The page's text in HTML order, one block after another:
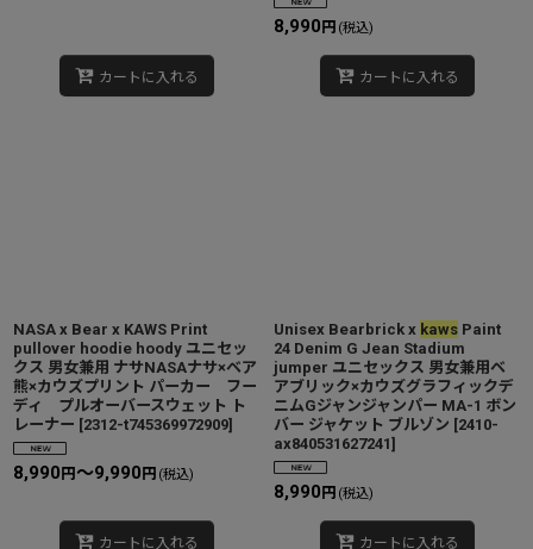
カートに入れる
8,990 円 (税込)
カートに入れる
NASA x Bear x KAWS Print
pullover hoodie hoody ユニセッ
クス 男女兼用 ナサNASAナサ×ベア
熊×カウズプリント パーカー フー
ディ プルオーバースウェット ト
レーナー [2312-t745369972909]
8,990 円 ～9,990 円 (税込)
カートに入れる
Unisex Bearbrick x kaws Paint
24 Denim G Jean Stadium
jumper ユニセックス 男女兼用ベ
アブリック×カウズグラフィックデ
ニムGジャンジャンパー MA-1 ボン
バー ジャケット ブルゾン [2410-
ax840531627241]
8,990 円 (税込)
カートに入れる